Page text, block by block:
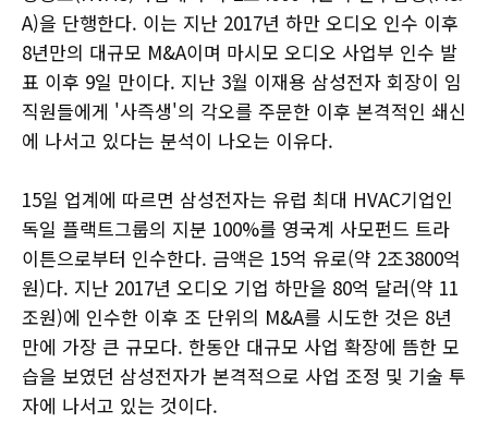
A)을 단행한다. 이는 지난 2017년 하만 오디오 인수 이후
8년만의 대규모 M&A이며 마시모 오디오 사업부 인수 발
표 이후 9일 만이다. 지난 3월 이재용 삼성전자 회장이 임
직원들에게 '사즉생'의 각오를 주문한 이후 본격적인 쇄신
에 나서고 있다는 분석이 나오는 이유다.
15일 업계에 따르면 삼성전자는 유럽 최대 HVAC기업인
독일 플랙트그룹의 지분 100%를 영국계 사모펀드 트라
이튼으로부터 인수한다. 금액은 15억 유로(약 2조3800억
원)다. 지난 2017년 오디오 기업 하만을 80억 달러(약 11
조원)에 인수한 이후 조 단위의 M&A를 시도한 것은 8년
만에 가장 큰 규모다. 한동안 대규모 사업 확장에 뜸한 모
습을 보였던 삼성전자가 본격적으로 사업 조정 및 기술 투
자에 나서고 있는 것이다.